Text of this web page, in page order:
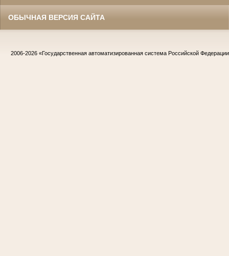
ОБЫЧНАЯ ВЕРСИЯ САЙТА
2006-2026 «Государственная автоматизированная система Российской